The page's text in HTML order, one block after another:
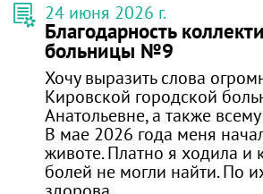
24 июня 2026 г.
Благодарность
больницы №9
Хочу выразить слова
Кировской городской
Анатольевне, а также
В мае 2026 года меня
животе. Платно я ходила и
болей не могли найти. По